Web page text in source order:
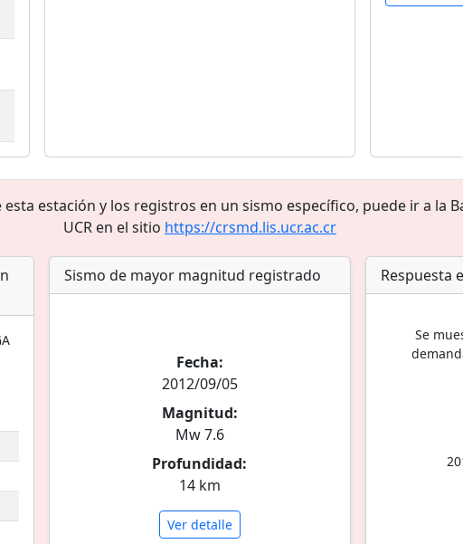
estación y los registros en un sismo específico, puede ir a la
UCR en el sitio https://crsmd.lis.ucr.ac.cr
Sismo de mayor magnitud registrado
Fecha:
2012/09/05
Magnitud:
Mw 7.6
Profundidad:
14 km
Ver detalle
Respuesta
Se